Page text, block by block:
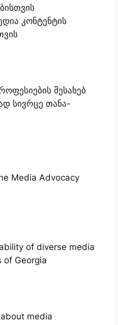
კონტენტის
შესახებ
სივრცე თანა-
Media Advocacy
of diverse media
of Georgia
media